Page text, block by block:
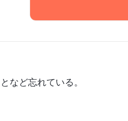
など忘れている。